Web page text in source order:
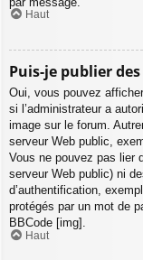
Haut
Puis-je publier
Oui, vous pouvez
si l’administrateur a
image sur le forum.
serveur Web public,
Vous ne pouvez pas lier
serveur Web public) ni
d’authentification,
protégés par un mot de
BBCode [img].
Haut